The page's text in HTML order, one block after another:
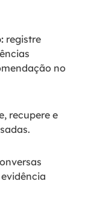
registre
no
recupere e